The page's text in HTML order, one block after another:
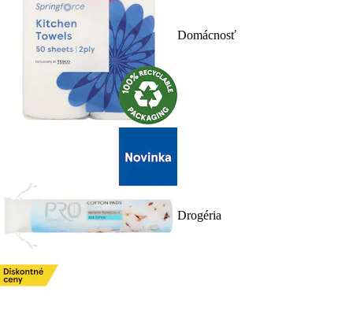
Domácnosť
Drogéria